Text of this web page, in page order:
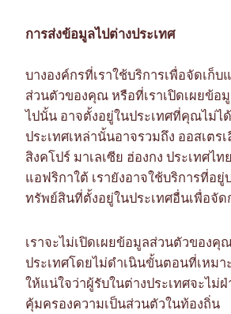
การส่งข้อมูลไปต่างประเทศ
บางองค์กรที่เราใช้บริการเพื่อจัดเก็
ส่วนตัวของคุณ หรือที่เราเปิดเผยข้
ไปนั้น อาจตั้งอยู่ในประเทศที่คุณไม่ไ
ประเทศเหล่านั้นอาจรวมถึง ออสเตร
สิงคโปร์ มาเลเซีย ฮ่องกง ประเทศไ
แอฟริกาใต้ เรายังอาจใช้บริการที่อ
ทรัพย์สินที่ตั้งอยู่ในประเทศอื่นเพื่อจั
เราจะไม่เปิดเผยข้อมูลส่วนตัวของคุ
ประเทศโดยไม่ดำเนินขั้นตอนที่เหม
ให้แน่ใจว่าผู้รับในต่างประเทศจะไม่
คุ้มครองความเป็นส่วนตัวในท้องถิ่น